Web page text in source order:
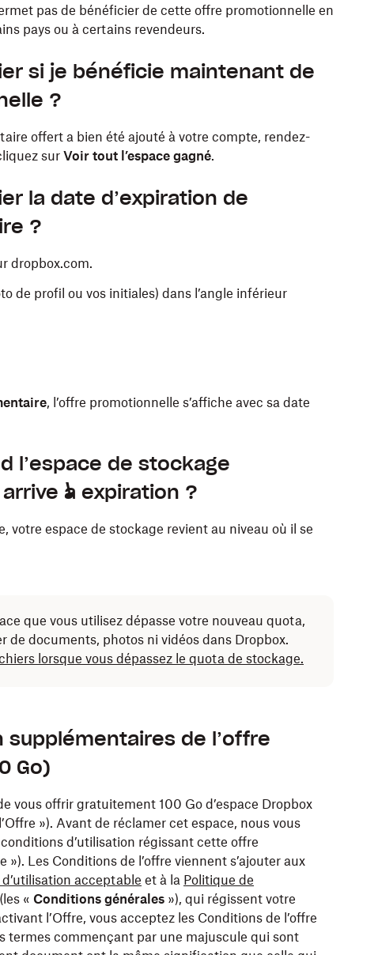
pas de bénéficier de cette offre promotionnelle en
pays ou à certains revendeurs.
si je bénéficie maintenant de
?
offert a bien été ajouté à votre compte, rendez-
sur Voir tout l’espace gagné.
la date d’expiration de
?
dropbox.com.
de profil ou vos initiales) dans l’angle inférieur
, l’offre promotionnelle s’affiche avec sa date
l’espace de stockage
à expiration ?
votre espace de stockage revient au niveau où il se
que vous utilisez dépasse votre nouveau quota,
de documents, photos ni vidéos dans Dropbox.
lorsque vous dépassez le quota de stockage.
supplémentaires de l’offre
Go)
vous offrir gratuitement 100 Go d’espace Dropbox
»). Avant de réclamer cet espace, nous vous
d’utilisation régissant cette offre
Les Conditions de l’offre viennent s’ajouter aux
acceptable et à la Politique de
« Conditions générales »), qui régissent votre
l’Offre, vous acceptez les Conditions de l’offre
termes commençant par une majuscule qui sont